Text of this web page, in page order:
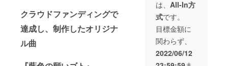
クラウドファンディングで
達成し、制作したオリジナ
ル曲
キー3種セット
(70mm×70㎜)
・枕カバー
(630mm x
430mm) ・個人
通話30分 日
程:6月中旬～予
定 連絡手段:ク
にてお礼DM、壁
紙、メッセージ
動画をお送りさ
せていただきま
す。 ・Tシャツ
(M/L/XL) M・
身丈70・身巾
は、 All-In方
式です。
目標金額に
関わらず、
2022/06/12